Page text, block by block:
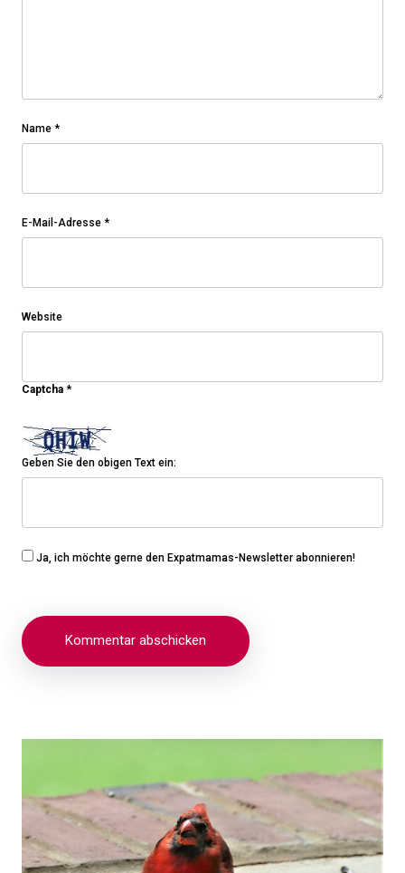
Name *
E-Mail-Adresse *
Website
Captcha *
Geben Sie den obigen Text ein:
Ja, ich möchte gerne den Expatmamas-Newsletter abonnieren!
Beitragsnavigation